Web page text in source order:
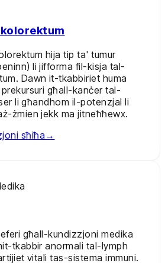
hija tip ta' tumur
li jifforma fil-kisja tal-
Dawn it-tkabbiriet huma
għall-kanċer tal-
li għandhom il-potenzjal li
żmien jekk ma jitneħħewx.
sħiħa →
għall-kundizzjoni medika
tkabbir anormali tal-lymph
vitali tas-sistema immuni.